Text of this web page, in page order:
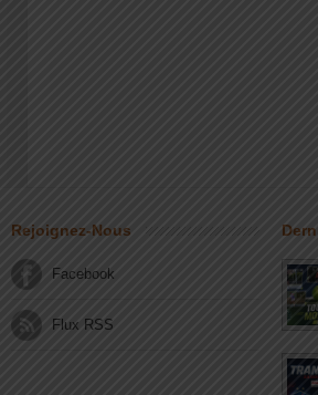
Rejoignez-Nous
Facebook
Flux RSS